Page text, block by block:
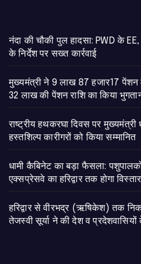
नंदा की चौकी पुल हादसा: PWD के
के निर्देश पर सख्त कार्रवाई
मुख्यमंत्री ने 9 लाख 87 हजार17 पेंशन
32 लाख की पेंशन राशि का किया
राष्ट्रीय हथकरघा दिवस पर
हस्तशिल्प कारीगरों को किया सम्मानित
​धामी कैबिनेट का बड़ा फैसला:
एक्सप्रेसवे का हरिद्वार तक होगा विस्तार
​हरिद्वार से वीरभद्र (ऋषिकेश) तक
तेजस्वी सूर्या ने की देश व